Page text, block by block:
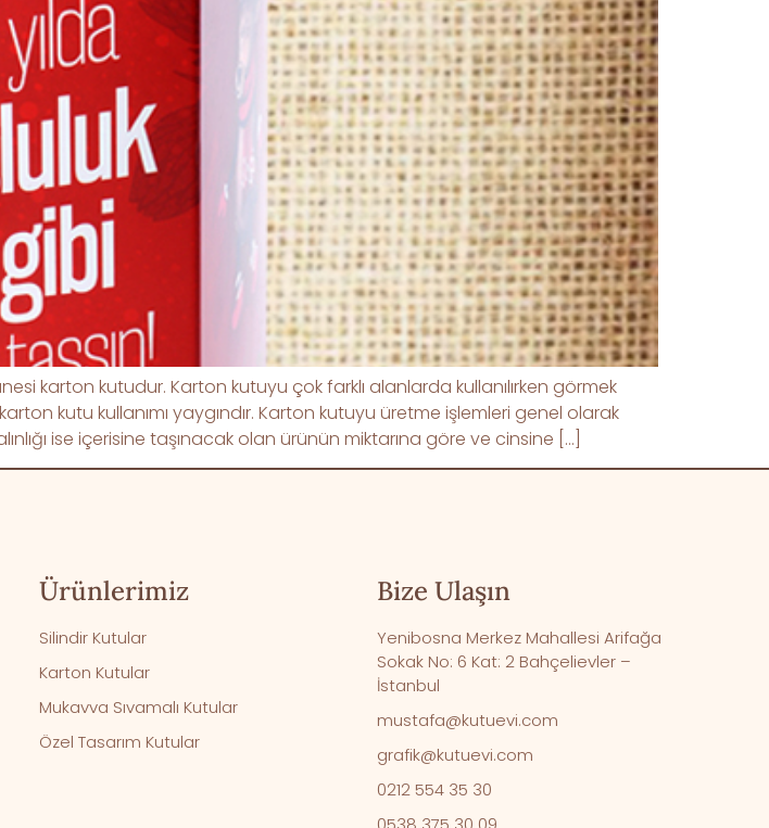
karton kutudur. Karton kutuyu çok farklı alanlarda kullanılırken görmek
kutu kullanımı yaygındır. Karton kutuyu üretme işlemleri genel olarak
ise içerisine taşınacak olan ürünün miktarına göre ve cinsine […]
Ürünlerimiz
Silindir Kutular
Karton Kutular
Mukavva Sıvamalı Kutular
Özel Tasarım Kutular
Bize Ulaşın
Yenibosna Merkez Mahallesi Arifağa
Sokak No: 6 Kat: 2 Bahçelievler –
İstanbul
mustafa@kutuevi.com
grafik@kutuevi.com
0212 554 35 30